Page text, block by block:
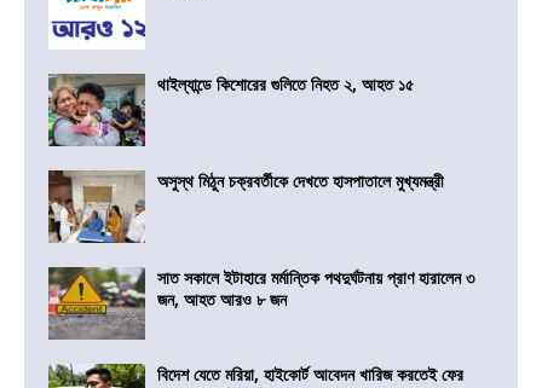
থাইল্যান্ডে কিশোরের গুলিতে নিহত ২, আহত ১৫
অসুস্থ মিঠুন চক্রবর্তীকে দেখতে হাসপাতালে মুখ্যমন্ত্রী
সাত সকালে ইটাহারে মর্মান্তিক পথদুর্ঘটনায় প্রাণ হারালেন ৩
জন, আহত আরও ৮ জন
বিদেশ যেতে মরিয়া, হাইকোর্ট আবেদন খারিজ করতেই ফের